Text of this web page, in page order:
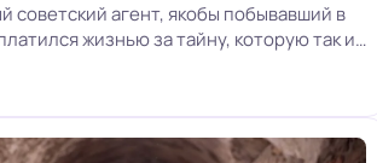
советский агент, якобы побывавший в
жизнью за тайну, которую так и